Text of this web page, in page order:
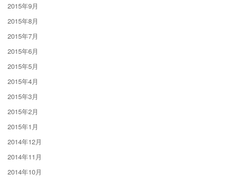
2015年9月
2015年8月
2015年7月
2015年6月
2015年5月
2015年4月
2015年3月
2015年2月
2015年1月
2014年12月
2014年11月
2014年10月